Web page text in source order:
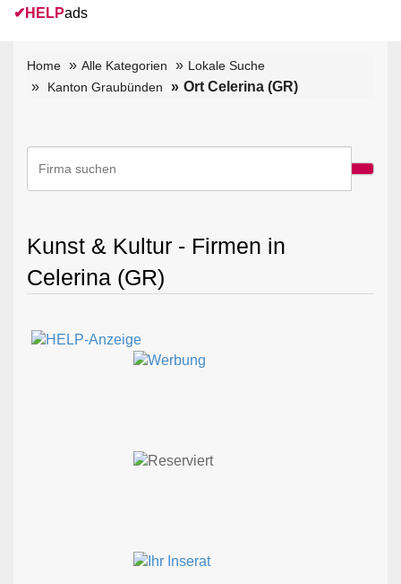
✔ HELPads
Home Alle Kategorien
Lokale Suche
Kanton Graubünden
Ort Celerina (GR)
Kunst & Kultur - Firmen in
Celerina (GR)